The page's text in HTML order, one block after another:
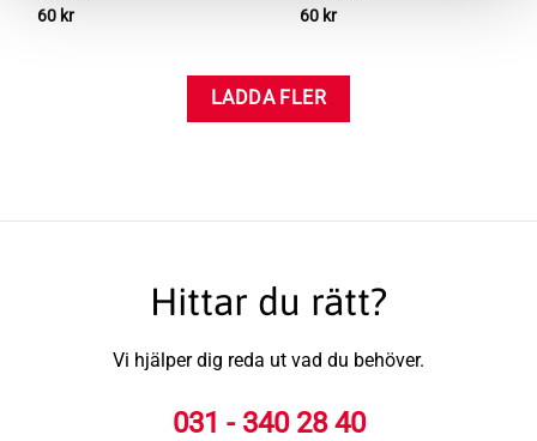
60 kr
60 kr
LADDA FLER
Hittar du rätt?
Vi hjälper dig reda ut vad du behöver.
031 - 340 28 40